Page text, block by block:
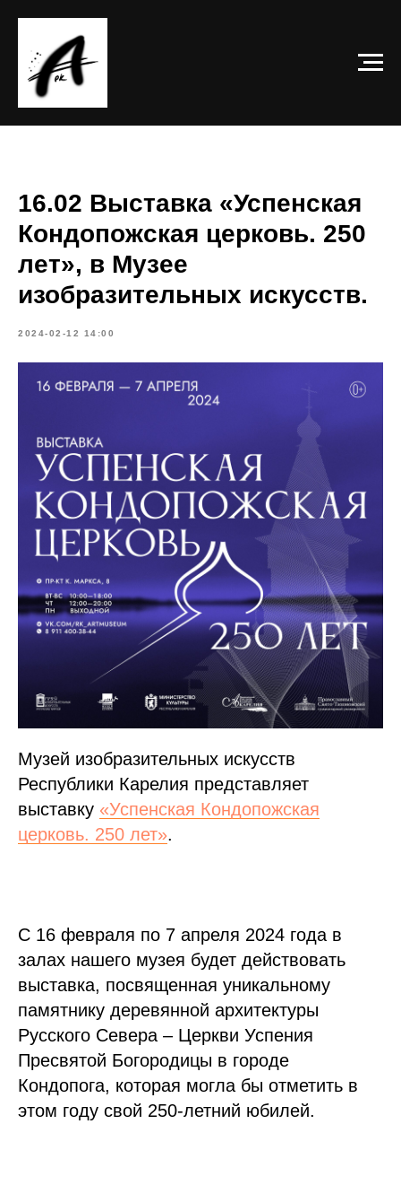
16.02 Выставка «Успенская
Кондопожская церковь. 250
лет», в Музее
изобразительных искусств.
2024-02-12 14:00
Музей изобразительных искусств
Республики Карелия представляет
выставку «Успенская Кондопожская
церковь. 250 лет».
С 16 февраля по 7 апреля 2024 года в
залах нашего музея будет действовать
выставка, посвященная уникальному
памятнику деревянной архитектуры
Русского Севера – Церкви Успения
Пресвятой Богородицы в городе
Кондопога, которая могла бы отметить в
этом году свой 250-летний юбилей.